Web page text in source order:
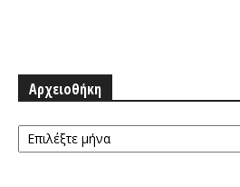
Αρχειοθήκη
Αρχειοθήκη